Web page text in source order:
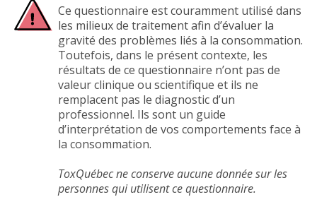
Ce questionnaire est couramment utilisé dans
les milieux de traitement afin d’évaluer la
gravité des problèmes liés à la consommation.
Toutefois, dans le présent contexte, les
résultats de ce questionnaire n’ont pas de
valeur clinique ou scientifique et ils ne
remplacent pas le diagnostic d’un
professionnel. Ils sont un guide
d’interprétation de vos comportements face à
la consommation.
ToxQuébec ne conserve aucune donnée sur les
personnes qui utilisent ce questionnaire.